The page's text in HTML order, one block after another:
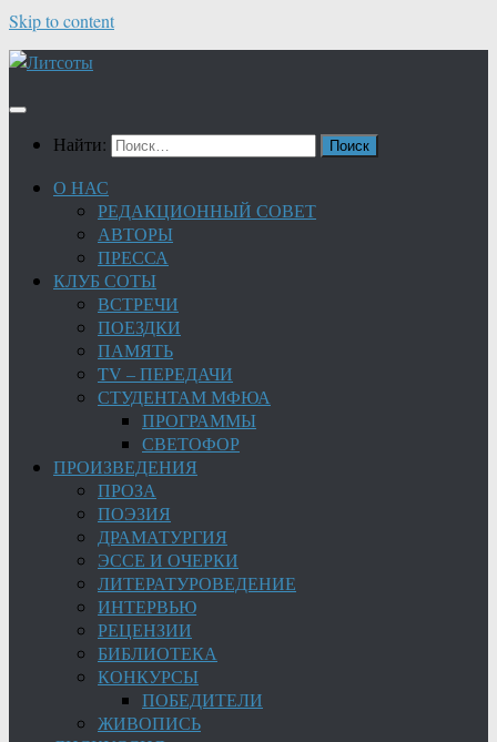
Skip to content
Найти:
О НАС
РЕДАКЦИОННЫЙ СОВЕТ
АВТОРЫ
ПРЕССА
КЛУБ СОТЫ
ВСТРЕЧИ
ПОЕЗДКИ
ПАМЯТЬ
TV – ПЕРЕДАЧИ
СТУДЕНТАМ МФЮА
ПРОГРАММЫ
СВЕТОФОР
ПРОИЗВЕДЕНИЯ
ПРОЗА
ПОЭЗИЯ
ДРАМАТУРГИЯ
ЭССЕ И ОЧЕРКИ
ЛИТЕРАТУРОВЕДЕНИЕ
ИНТЕРВЬЮ
РЕЦЕНЗИИ
БИБЛИОТЕКА
КОНКУРСЫ
ПОБЕДИТЕЛИ
ЖИВОПИСЬ